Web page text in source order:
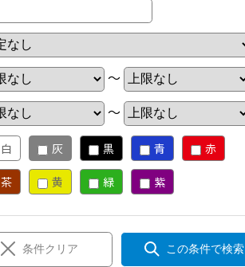
～
～
白 灰 黒 青 赤
茶 黄 緑 紫
条件クリア この条件で検索